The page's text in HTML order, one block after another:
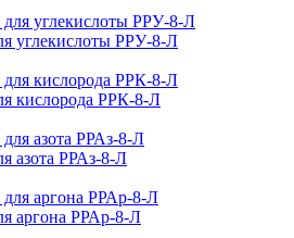
углекислоты РРУ-8-Л
кислорода РРК-8-Л
азота РРАз-8-Л
аргона РРАр-8-Л